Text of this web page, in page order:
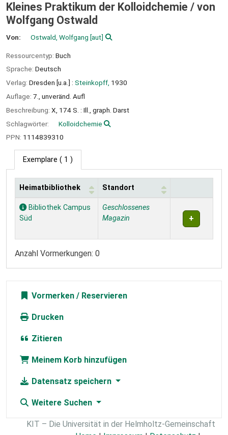
Kleines Praktikum der Kolloidchemie / von
Wolfgang Ostwald
Von: Ostwald, Wolfgang [aut]
Ressourcentyp: Buch
Sprache: Deutsch
Verlag: Dresden [u.a.] : Steinkopff, 1930
Auflage: 7., unveränd. Aufl
Beschreibung: X, 174 S. : Ill., graph. Darst
Schlagwörter:
Kolloidchemie
PPN: 1114839310
Exemplare ( 1 )
Exemplare
Heimatbibliothek Standort
Bibliothek Campus
Süd
Geschlossenes
Magazin
Anzahl Vormerkungen: 0
Vormerken
Drucken
Zitieren
Meinem Korb hinzufügen
Datensatz speichern
Weitere Suchen
KIT – Die Universität in der Helmholtz-Gemeinschaft